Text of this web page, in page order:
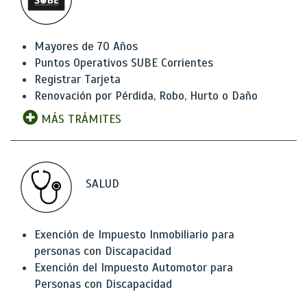
Mayores de 70 Años
Puntos Operativos SUBE Corrientes
Registrar Tarjeta
Renovación por Pérdida, Robo, Hurto o Daño
MÁS TRÁMITES
SALUD
Exención de Impuesto Inmobiliario para
personas con Discapacidad
Exención del Impuesto Automotor para
Personas con Discapacidad